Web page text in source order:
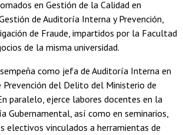
en Gestión de la Calidad en
de Auditoría Interna y Prevención,
de Fraude, impartidos por la Facultad
de la misma universidad.
como jefa de Auditoría Interna en
Prevención del Delito del Ministerio de
paralelo, ejerce labores docentes en la
Gubernamental, así como en seminarios,
electivos vinculados a herramientas de